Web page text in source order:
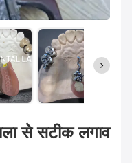
से सटीक लगाव